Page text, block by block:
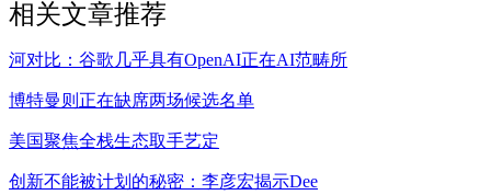
相关文章推荐
河对比：谷歌几乎具有OpenAI正在AI范畴所
博特曼则正在缺席两场候选名单
美国聚焦全栈生态取手艺定
创新不能被计划的秘密：李彦宏揭示Dee